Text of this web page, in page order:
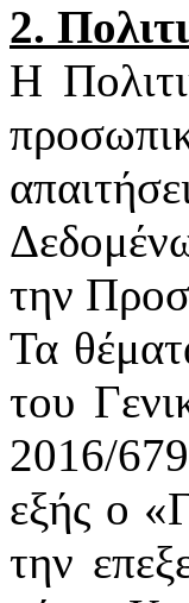
2.
Η
την
Τα
του
2016/
εξής ο
την